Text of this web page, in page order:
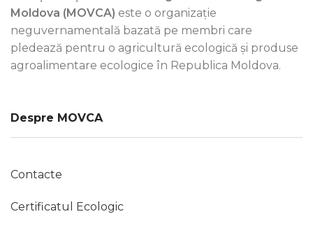
Moldova (MOVCA) este o organizație
neguvernamentală bazată pe membri care
pledează pentru o agricultură ecologică și produse
agroalimentare ecologice în Republica Moldova.
Despre MOVCA
Contacte
Certificatul Ecologic